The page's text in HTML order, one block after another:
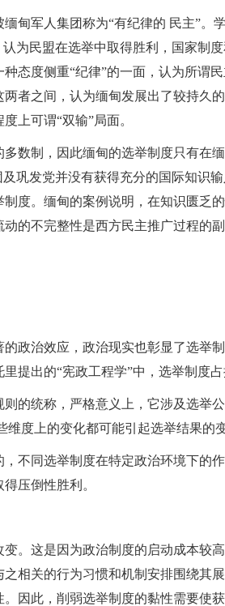
甸军人集团称为“有纪律的 民主”。
为民盟在选举中取得胜利，国家制
态度侧重“纪律”的一面，认为所谓
者之间，认为缅甸发展出了较持久
上可谓“双输”局面。
数制，因此缅甸的选举制度只有在
巩发党并没有获得充分的国际知识
度。缅甸的案例说明，在知识匮乏
的不完整性是西方民主推广过程的
政治效应，政治现实也彰显了选举
提出的“宪政工程学”中，选举制度占
的统称，严格意义上，它涉及选举
度上的变化都可能引起选举结果的变
不同选举制度在特定政治环境下的
压倒性胜利。
。这是因为政治制度的启动成本较
相关的行为习惯和机制安排围绕其
因此，削弱选举制度的黏性需要使